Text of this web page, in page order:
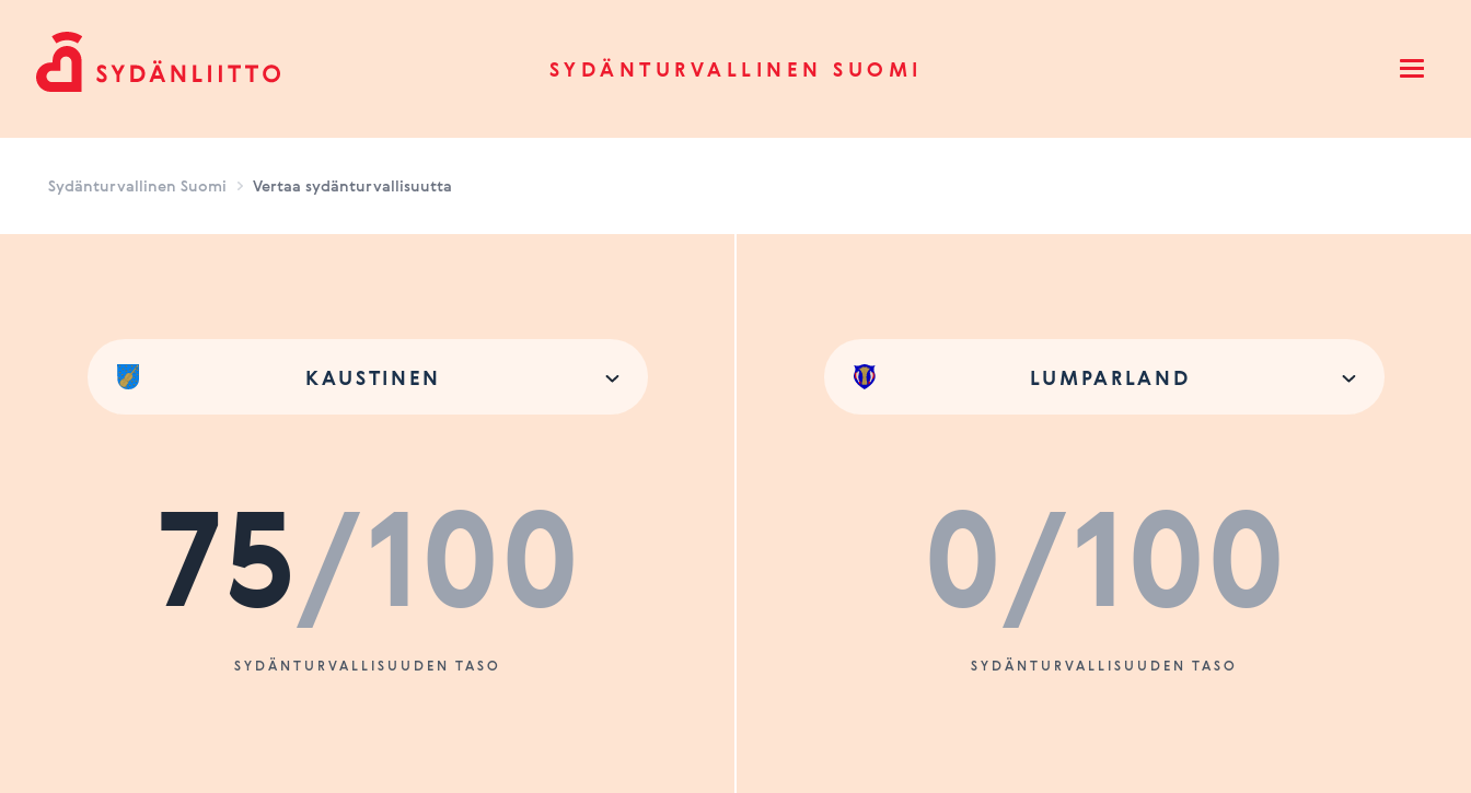
SYDÄNTURVALLINEN SUOMI Open
Sydänturvallinen Suomi Vertaa sydänturvallisuutta
KAUSTINEN
75/100
SYDÄNTURVALLISUUDEN TASO
LUMPARLAND
0/100
SYDÄNTURVALLISUUDEN TASO